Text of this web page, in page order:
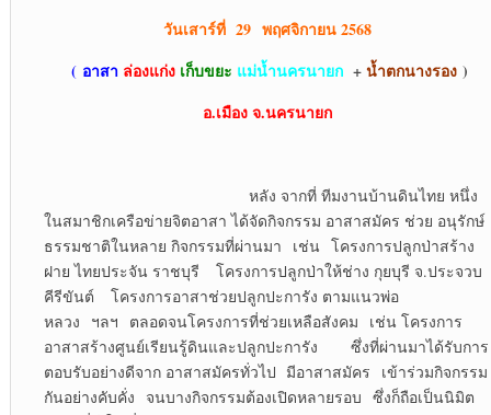
วันเสาร์ที่ 29 พฤศจิกายน 2568
( อาสา ล่องแก่ง เก็บขยะ แม่น้ำนครนายก + น้ำตกนางรอง )
อ.เมือง จ.นครนายก
หลัง จากที่ ทีมงานบ้านดินไทย หนึ่ง
ในสมาชิกเครือข่ายจิตอาสา ได้จัดกิจกรรม อาสาสมัคร ช่วย อนุรักษ์
ธรรมชาติในหลาย กิจกรรมที่ผ่านมา เช่น โครงการปลูกป่าสร้าง
ฝาย ไทยประจัน ราชบุรี โครงการปลูกป่าให้ช่าง กุยบุรี จ.ประจวบ
คีรีขันต์ โครงการอาสาช่วยปลูกปะการัง ตามแนวพ่อ
หลวง ฯลฯ ตลอดจนโครงการที่ช่วยเหลือสังคม เช่น โครงการ
อาสาสร้างศูนย์เรียนรู้ดินและปลูกปะการัง ซึ่งที่ผ่านมาได้รับการ
ตอบรับอย่างดีจาก อาสาสมัครทั่วไป มีอาสาสมัคร เข้าร่วมกิจกรรม
กันอย่างคับคั่ง จนบางกิจกรรมต้องเปิดหลายรอบ ซึ่งก็ถือเป็นนิมิต